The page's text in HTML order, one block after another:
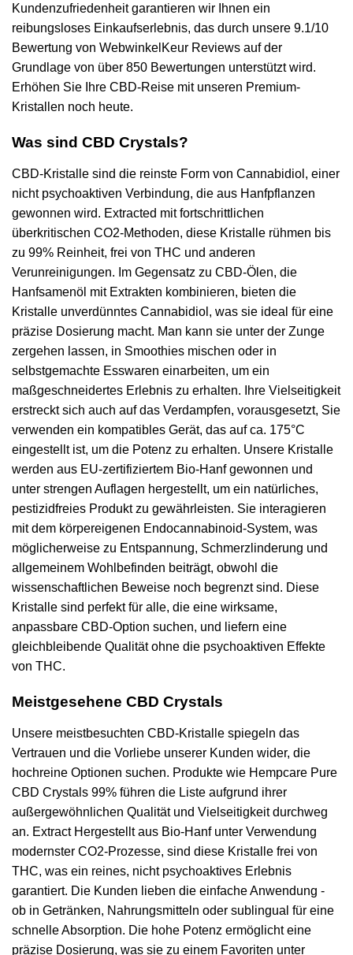
Kundenzufriedenheit garantieren wir Ihnen ein
reibungsloses Einkaufserlebnis, das durch unsere 9.1/10
Bewertung von WebwinkelKeur Reviews auf der
Grundlage von über 850 Bewertungen unterstützt wird.
Erhöhen Sie Ihre CBD-Reise mit unseren Premium-
Kristallen noch heute.
Was sind CBD Crystals?
CBD-Kristalle sind die reinste Form von Cannabidiol, einer
nicht psychoaktiven Verbindung, die aus Hanfpflanzen
gewonnen wird. Extracted mit fortschrittlichen
überkritischen CO2-Methoden, diese Kristalle rühmen bis
zu 99% Reinheit, frei von THC und anderen
Verunreinigungen. Im Gegensatz zu CBD-Ölen, die
Hanfsamenöl mit Extrakten kombinieren, bieten die
Kristalle unverdünntes Cannabidiol, was sie ideal für eine
präzise Dosierung macht. Man kann sie unter der Zunge
zergehen lassen, in Smoothies mischen oder in
selbstgemachte Esswaren einarbeiten, um ein
maßgeschneidertes Erlebnis zu erhalten. Ihre Vielseitigkeit
erstreckt sich auch auf das Verdampfen, vorausgesetzt, Sie
verwenden ein kompatibles Gerät, das auf ca. 175°C
eingestellt ist, um die Potenz zu erhalten. Unsere Kristalle
werden aus EU-zertifiziertem Bio-Hanf gewonnen und
unter strengen Auflagen hergestellt, um ein natürliches,
pestizidfreies Produkt zu gewährleisten. Sie interagieren
mit dem körpereigenen Endocannabinoid-System, was
möglicherweise zu Entspannung, Schmerzlinderung und
allgemeinem Wohlbefinden beiträgt, obwohl die
wissenschaftlichen Beweise noch begrenzt sind. Diese
Kristalle sind perfekt für alle, die eine wirksame,
anpassbare CBD-Option suchen, und liefern eine
gleichbleibende Qualität ohne die psychoaktiven Effekte
von THC.
Meistgesehene CBD Crystals
Unsere meistbesuchten CBD-Kristalle spiegeln das
Vertrauen und die Vorliebe unserer Kunden wider, die
hochreine Optionen suchen. Produkte wie Hempcare Pure
CBD Crystals 99% führen die Liste aufgrund ihrer
außergewöhnlichen Qualität und Vielseitigkeit durchweg
an. Extract Hergestellt aus Bio-Hanf unter Verwendung
modernster CO2-Prozesse, sind diese Kristalle frei von
THC, was ein reines, nicht psychoaktives Erlebnis
garantiert. Die Kunden lieben die einfache Anwendung -
ob in Getränken, Nahrungsmitteln oder sublingual für eine
schnelle Absorption. Die hohe Potenz ermöglicht eine
präzise Dosierung, was sie zu einem Favoriten unter